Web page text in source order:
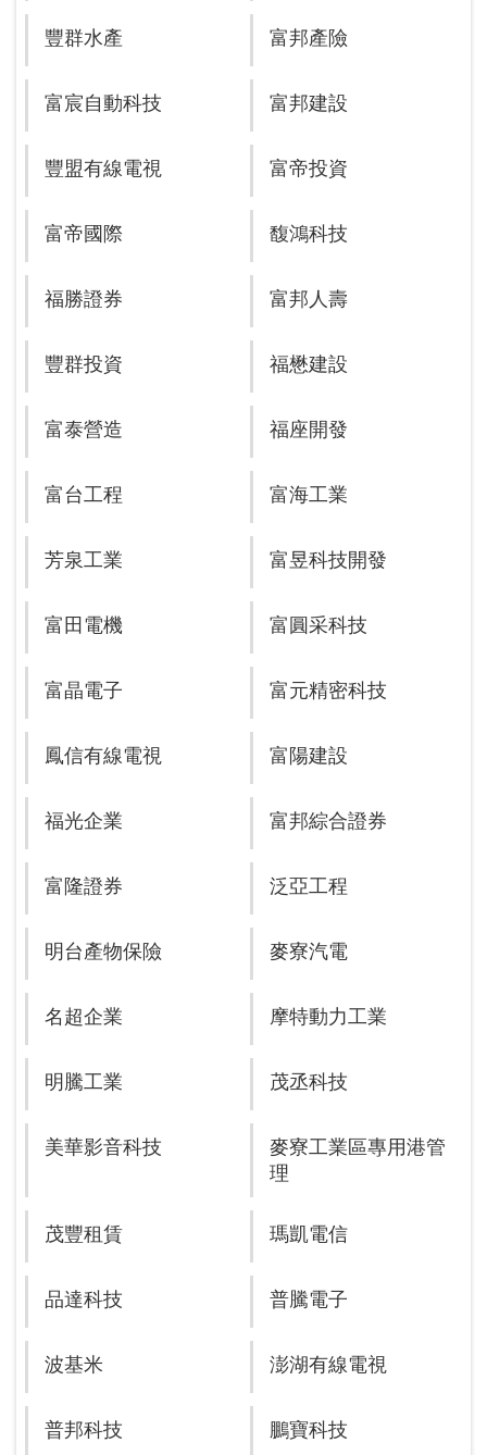
豐群水產 富邦產險
富宸自動科技 富邦建設
豐盟有線電視 富帝投資
富帝國際 馥鴻科技
福勝證券 富邦人壽
豐群投資 福懋建設
富泰營造 福座開發
富台工程 富海工業
芳泉工業 富昱科技開發
富田電機 富圓采科技
富晶電子 富元精密科技
鳳信有線電視 富陽建設
福光企業 富邦綜合證券
富隆證券 泛亞工程
明台產物保險 麥寮汽電
名超企業 摩特動力工業
明騰工業 茂丞科技
美華影音科技
麥寮工業區專用港管
理
茂豐租賃 瑪凱電信
品達科技 普騰電子
波基米 澎湖有線電視
普邦科技 鵬寶科技